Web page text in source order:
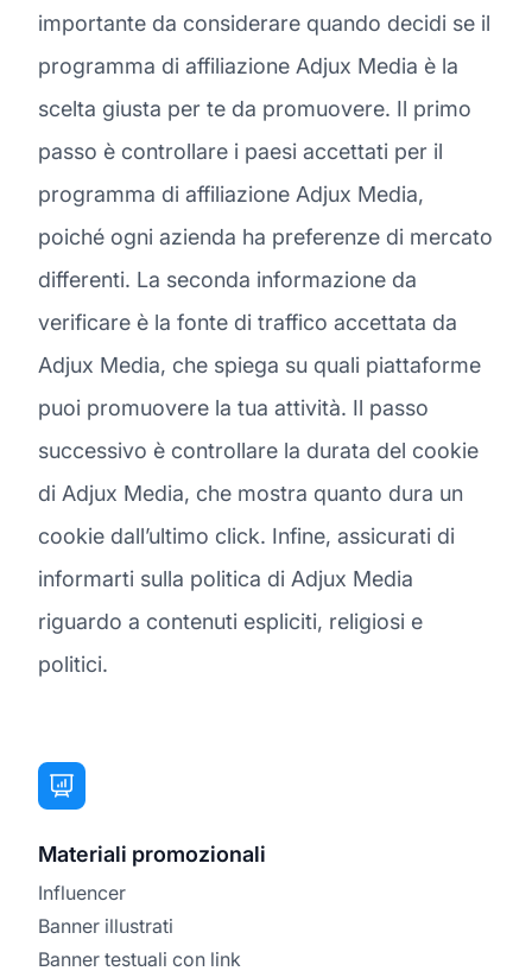
importante da considerare quando decidi se il
programma di affiliazione Adjux Media è la
scelta giusta per te da promuovere. Il primo
passo è controllare i paesi accettati per il
programma di affiliazione Adjux Media,
poiché ogni azienda ha preferenze di mercato
differenti. La seconda informazione da
verificare è la fonte di traffico accettata da
Adjux Media, che spiega su quali piattaforme
puoi promuovere la tua attività. Il passo
successivo è controllare la durata del cookie
di Adjux Media, che mostra quanto dura un
cookie dall’ultimo click. Infine, assicurati di
informarti sulla politica di Adjux Media
riguardo a contenuti espliciti, religiosi e
politici.
Materiali promozionali
Influencer
Banner illustrati
Banner testuali con link